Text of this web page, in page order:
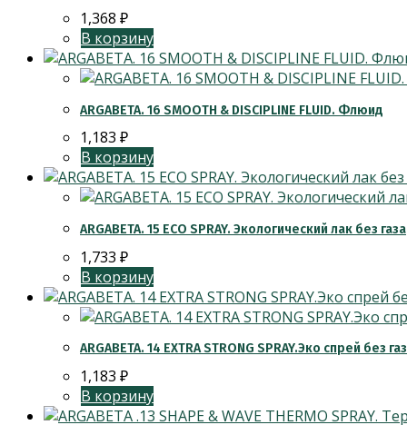
1,368 ₽
В корзину
ARGABETA. 16 SMOOTH & DISCIPLINE FLUID. Флюид
1,183 ₽
В корзину
ARGABETA. 15 ECO SPRAY. Экологический лак без газа
1,733 ₽
В корзину
ARGABETA. 14 EXTRA STRONG SPRAY.Эко спрей без
1,183 ₽
В корзину